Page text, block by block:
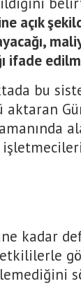
açık
ifade
bu
aktaran
kadar